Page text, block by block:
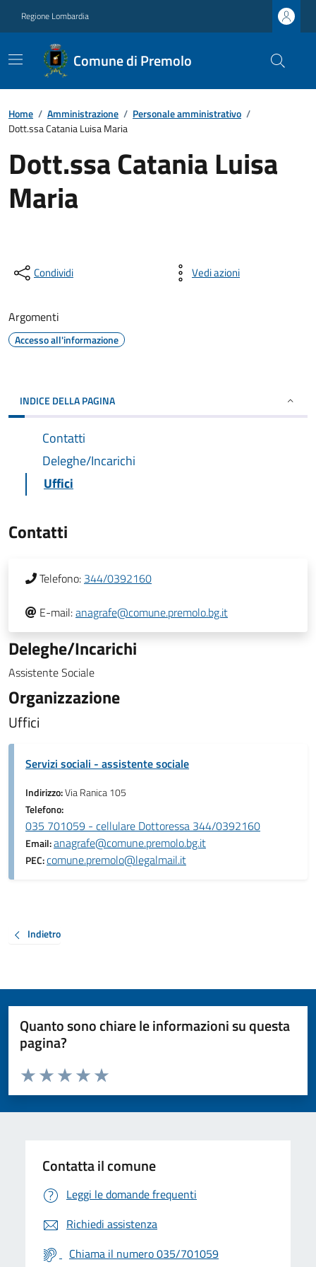
Regione Lombardia
Comune di Premolo
Home / Amministrazione / Personale amministrativo /
Dott.ssa Catania Luisa Maria
Dott.ssa Catania Luisa
Maria
Condividi Vedi azioni
Argomenti
Accesso all'informazione
INDICE DELLA PAGINA
Contatti
Deleghe/Incarichi
Uffici
Contatti
Telefono: 344/0392160
E-mail:anagrafe@comune.premolo.bg.it
Deleghe/Incarichi
Assistente Sociale
Organizzazione
Uffici
Servizi sociali - assistente sociale
Indirizzo:Via Ranica 105
Telefono:
035 701059 - cellulare Dottoressa 344/0392160
Email:anagrafe@comune.premolo.bg.it
PEC:comune.premolo@legalmail.it
Indietro
Quanto sono chiare le informazioni su questa
pagina?
Valuta da 1 a 5 stelle la pagina
Valuta 5 stelle su 5
Valuta 4 stelle su 5
Valuta 3 stelle su 5
Valuta 2 stelle su 5
Valuta 1 stelle su 5
Contatta il comune
Leggi le domande frequenti
Richiedi assistenza
Chiama il numero 035/701059